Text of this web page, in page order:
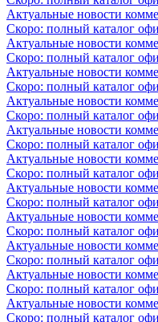
Актуальные новости
Скоро: полный каталог
Актуальные новости
Скоро: полный каталог
Актуальные новости
Скоро: полный каталог
Актуальные новости
Скоро: полный каталог
Актуальные новости
Скоро: полный каталог
Актуальные новости
Скоро: полный каталог
Актуальные новости
Скоро: полный каталог
Актуальные новости
Скоро: полный каталог
Актуальные новости
Скоро: полный каталог
Актуальные новости
Скоро: полный каталог
Актуальные новости
Скоро: полный каталог